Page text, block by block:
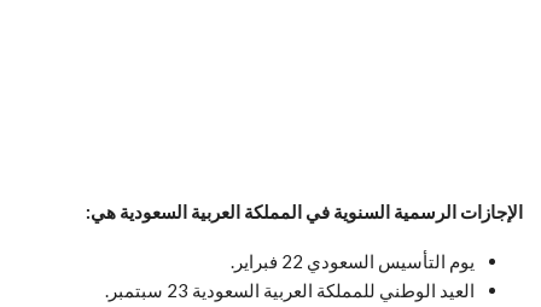
الإجازات الرسمية السنوية في المملكة العربية السعودية هي:
يوم التأسيس السعودي 22 فبراير.
العيد الوطني للمملكة العربية السعودية 23 سبتمبر.